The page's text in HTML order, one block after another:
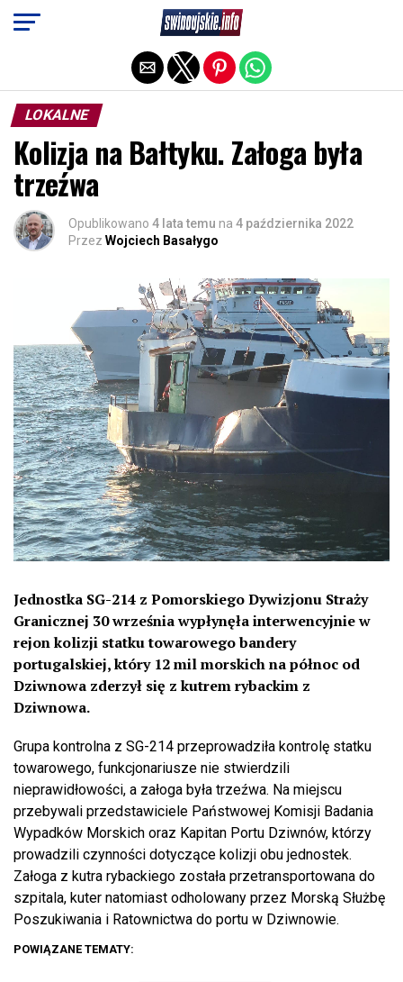
LOKALNE
Kolizja na Bałtyku. Załoga była
trzeźwa
Opublikowano 4 lata temu na 4 października 2022
Przez Wojciech Basałygo
Jednostka SG-214 z Pomorskiego Dywizjonu Straży
Granicznej 30 września wypłynęła interwencyjnie w
rejon kolizji statku towarowego bandery
portugalskiej, który 12 mil morskich na północ od
Dziwnowa zderzył się z kutrem rybackim z
Dziwnowa.
Grupa kontrolna z SG-214 przeprowadziła kontrolę statku
towarowego, funkcjonariusze nie stwierdzili
nieprawidłowości, a załoga była trzeźwa. Na miejscu
przebywali przedstawiciele Państwowej Komisji Badania
Wypadków Morskich oraz Kapitan Portu Dziwnów, którzy
prowadzili czynności dotyczące kolizji obu jednostek.
Załoga z kutra rybackiego została przetransportowana do
szpitala, kuter natomiast odholowany przez Morską Służbę
Poszukiwania i Ratownictwa do portu w Dziwnowie.
POWIĄZANE TEMATY:
Exit mobile version